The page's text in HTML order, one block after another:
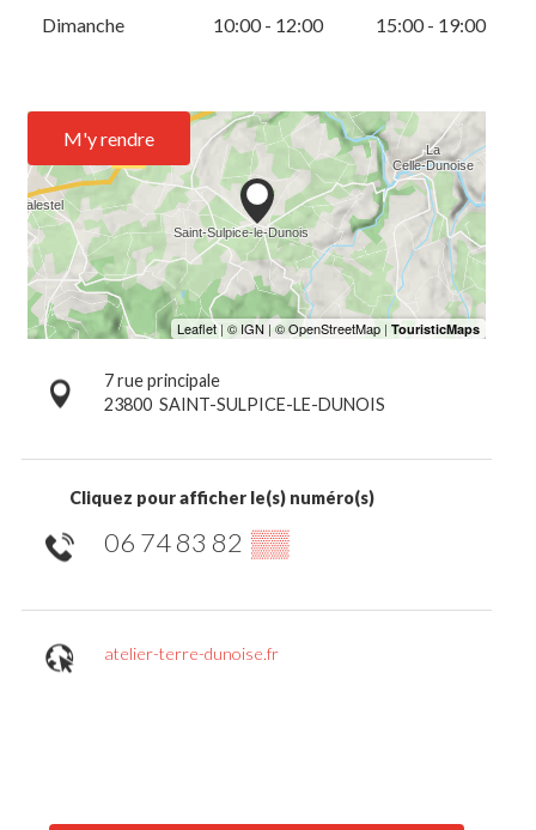
Dimanche 10:00 - 12:00 15:00 - 19:00
M'y rendre
7 rue principale
23800 SAINT-SULPICE-LE-DUNOIS
Cliquez pour afficher le(s) numéro(s)
06 74 83 82 ▒▒
atelier-terre-dunoise.fr